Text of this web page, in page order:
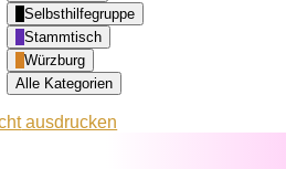
Selbsthilfegruppe
Stammtisch
Würzburg
Alle Kategorien
ausdrucken